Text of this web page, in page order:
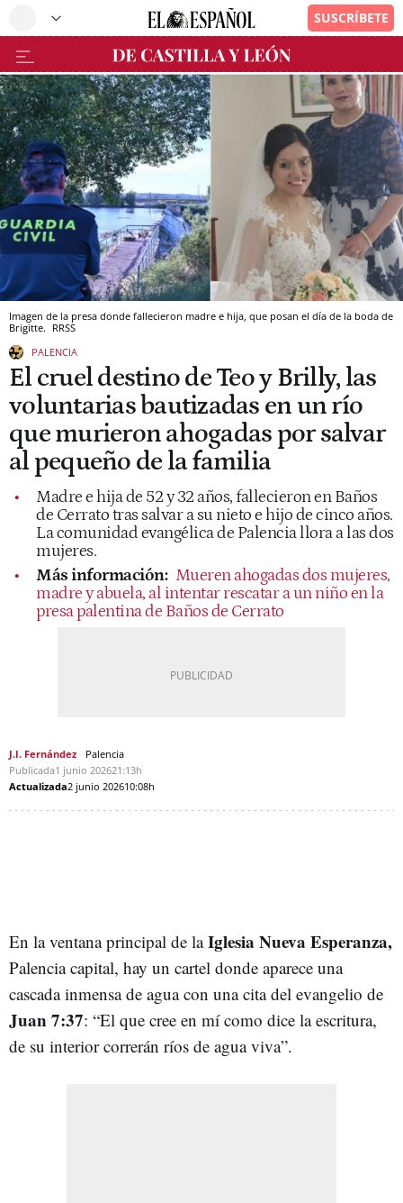
Imagen de la presa donde fallecieron madre e hija, que posan el día de la boda de
Brigitte. RRSS
PALENCIA
El cruel destino de Teo y Brilly, las
voluntarias bautizadas en un río
que murieron ahogadas por salvar
al pequeño de la familia
Madre e hija de 52 y 32 años, fallecieron en Baños
de Cerrato tras salvar a su nieto e hijo de cinco años.
La comunidad evangélica de Palencia llora a las dos
mujeres.
Más información: Mueren ahogadas dos mujeres,
madre y abuela, al intentar rescatar a un niño en la
presa palentina de Baños de Cerrato
J.I. Fernández
Palencia
Publicada1 junio 202621:13h
Actualizada2 junio 202610:08h
En la ventana principal de laIglesia Nueva Esperanza,
Palencia capital, hay un cartel donde aparece una
cascada inmensa de agua con una cita del evangelio de
Juan 7:37: “El que cree en mí como dice la escritura,
de su interior correrán ríos de agua viva”.